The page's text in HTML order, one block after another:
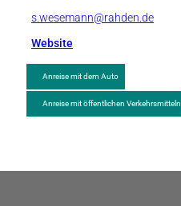
s.wesemann@rahden.de
Website
Anreise mit dem Auto
Anreise mit öffentlichen Verkehrsmitteln